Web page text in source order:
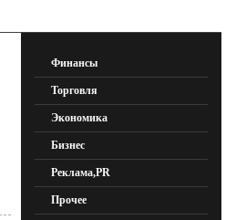
Финансы
Торговля
Экономика
Бизнес
Реклама,PR
Прочее